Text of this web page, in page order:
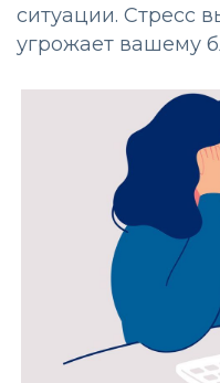
ситуации. Cтресс
угрожает вашему